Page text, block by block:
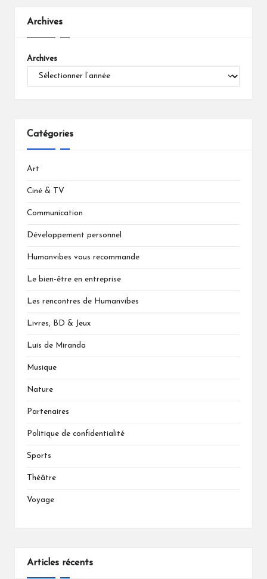
Archives
Archives
Catégories
Art
Ciné & TV
Communication
Développement personnel
Humanvibes vous recommande
Le bien-être en entreprise
Les rencontres de Humanvibes
Livres, BD & Jeux
Luis de Miranda
Musique
Nature
Partenaires
Politique de confidentialité
Sports
Théâtre
Voyage
Articles récents